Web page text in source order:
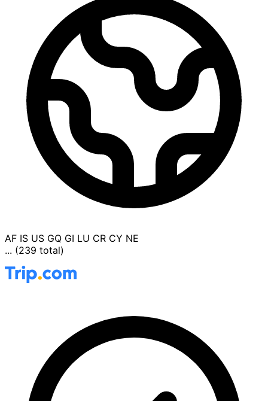
AF IS US GQ GI LU CR CY NE
... (239 total)